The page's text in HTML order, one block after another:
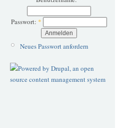
Passwort: *
Neues Passwort anfordern